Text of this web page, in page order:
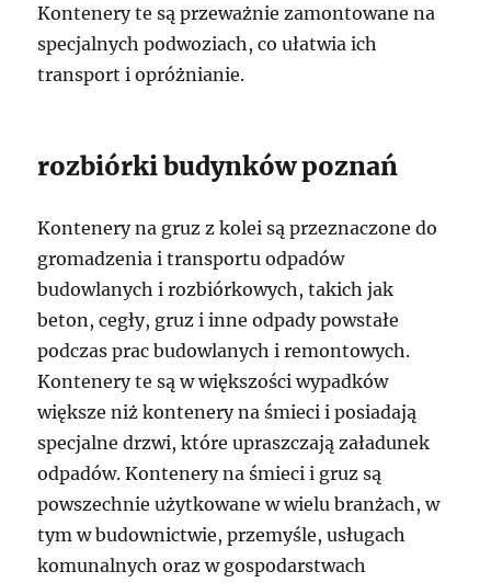
Kontenery te są przeważnie zamontowane na
specjalnych podwoziach, co ułatwia ich
transport i opróżnianie.
rozbiórki budynków poznań
Kontenery na gruz z kolei są przeznaczone do
gromadzenia i transportu odpadów
budowlanych i rozbiórkowych, takich jak
beton, cegły, gruz i inne odpady powstałe
podczas prac budowlanych i remontowych.
Kontenery te są w większości wypadków
większe niż kontenery na śmieci i posiadają
specjalne drzwi, które upraszczają załadunek
odpadów. Kontenery na śmieci i gruz są
powszechnie użytkowane w wielu branżach, w
tym w budownictwie, przemyśle, usługach
komunalnych oraz w gospodarstwach